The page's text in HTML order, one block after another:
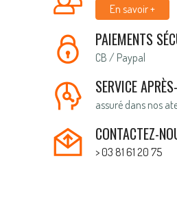
En savoir +
PAIEMENTS
CB / Paypal
SERVICE
assuré dans nos
CONTACTEZ-
> 03 81 61 20 75